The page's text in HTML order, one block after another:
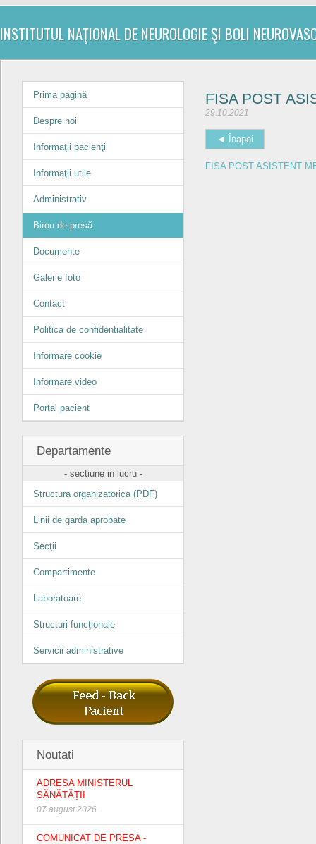
INSTITUTUL NAŢIONAL DE NEUROLOGIE ŞI BOLI
Prima pagină
Despre noi
Informaţii pacienţi
Informaţii utile
Administrativ
Birou de presă
Documente
Galerie foto
Contact
Politica de confidentialitate
Informare cookie
Informare video
Portal pacient
Departamente
- sectiune in lucru -
Structura organizatorica (PDF)
Linii de garda aprobate
Secţii
Compartimente
Laboratoare
Structuri funcţionale
Servicii administrative
Noutati
ADRESA MINISTERUL
SĂNĂTĂȚII
07 august 2026
COMUNICAT DE PRESA -
FISA POST
29.10.2021
◄ Înapoi
FISA POST ASISTENT